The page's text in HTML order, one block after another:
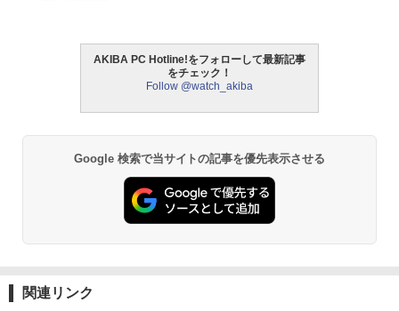
AKIBA PC Hotline!をフォローして最新記事
をチェック！
Follow @watch_akiba
Google 検索で当サイトの記事を優先表示させる
関連リンク